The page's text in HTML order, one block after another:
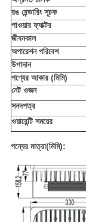
রঙ রেন্ডারিং সূচক
পাওয়ার ফ্যাক্টর
জীবনকাল
অপারেশন পরিবেশ
উপাদান
পণ্যের আকার (মিমি)
নেট ওজন
সনদপত্র
ওয়ারেন্টি সময়ের
পন্যের মাত্রা(মিমি):